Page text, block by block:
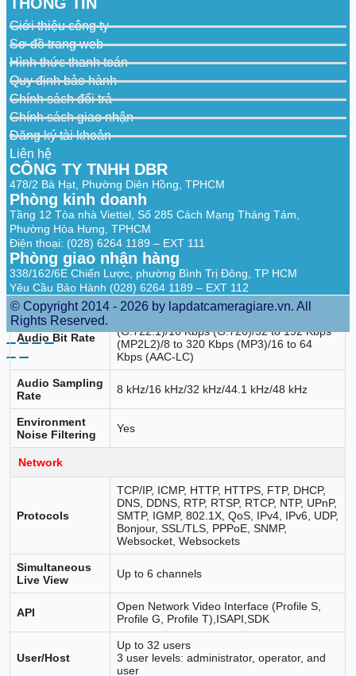
Video Bit Rate 32 Kbps to 8 Mbps
H.264 Type Baseline Profile,Main Profile,High Profile
H.265 Type
Bit Rate Control CBR,VBR
Scalable Video
Coding (SVC)
Region of
Interest (ROI)
1 fixed region for main stream
Audio
Audio Type Mono sound
Audio
Compression
G.711/G.722.1/G.726/MP2L2/PCM/MP3/AA
C-LC
Audio Bit Rate
(G.722.1)/16 Kbps (G.726)/32 to 192 Kbps
(MP2L2)/8 to 320 Kbps (MP3)/16 to 64
Kbps (AAC-LC)
Audio Sampling
Rate
8 kHz/16 kHz/32 kHz/44.1 kHz/48 kHz
Environment
Noise Filtering
Yes
Network
Protocols
TCP/IP, ICMP, HTTP, HTTPS, FTP, DHCP,
DNS, DDNS, RTP, RTSP, RTCP, NTP, UPnP,
SMTP, IGMP, 802.1X, QoS, IPv4, IPv6, UDP,
Bonjour, SSL/TLS, PPPoE, SNMP,
Websocket, Websockets
Simultaneous
Live View
Up to 6 channels
API
Open Network Video Interface (Profile S,
Profile G, Profile T),ISAPI,SDK
User/Host
Up to 32 users
3 user levels: administrator, operator, and
user
Giới thiệu công ty
Sơ đồ trang web
Hình thức thanh toán
Quy định bảo hành
Chính sách đổi trả
Chính sách giao nhận
Đăng ký tài khoản
Liên hệ
CÔNG TY TNHH DBR
478/2 Bà Hạt, Phường Diên Hồng, TPHCM
Phòng kinh doanh
Tầng 12 Tòa nhà Viettel, Số 285 Cách Mạng Tháng Tám,
Phường Hòa Hưng, TPHCM
Điện thoại: (028) 6264 1189 – EXT 111
Phòng giao nhận hàng
338/162/6E Chiến Lược, phường Bình Trị Đông, TP HCM
Yêu Cầu Bảo Hành (028) 6264 1189 – EXT 112
© Copyright 2014 - 2026 by lapdatcameragiare.vn. All
Rights Reserved.